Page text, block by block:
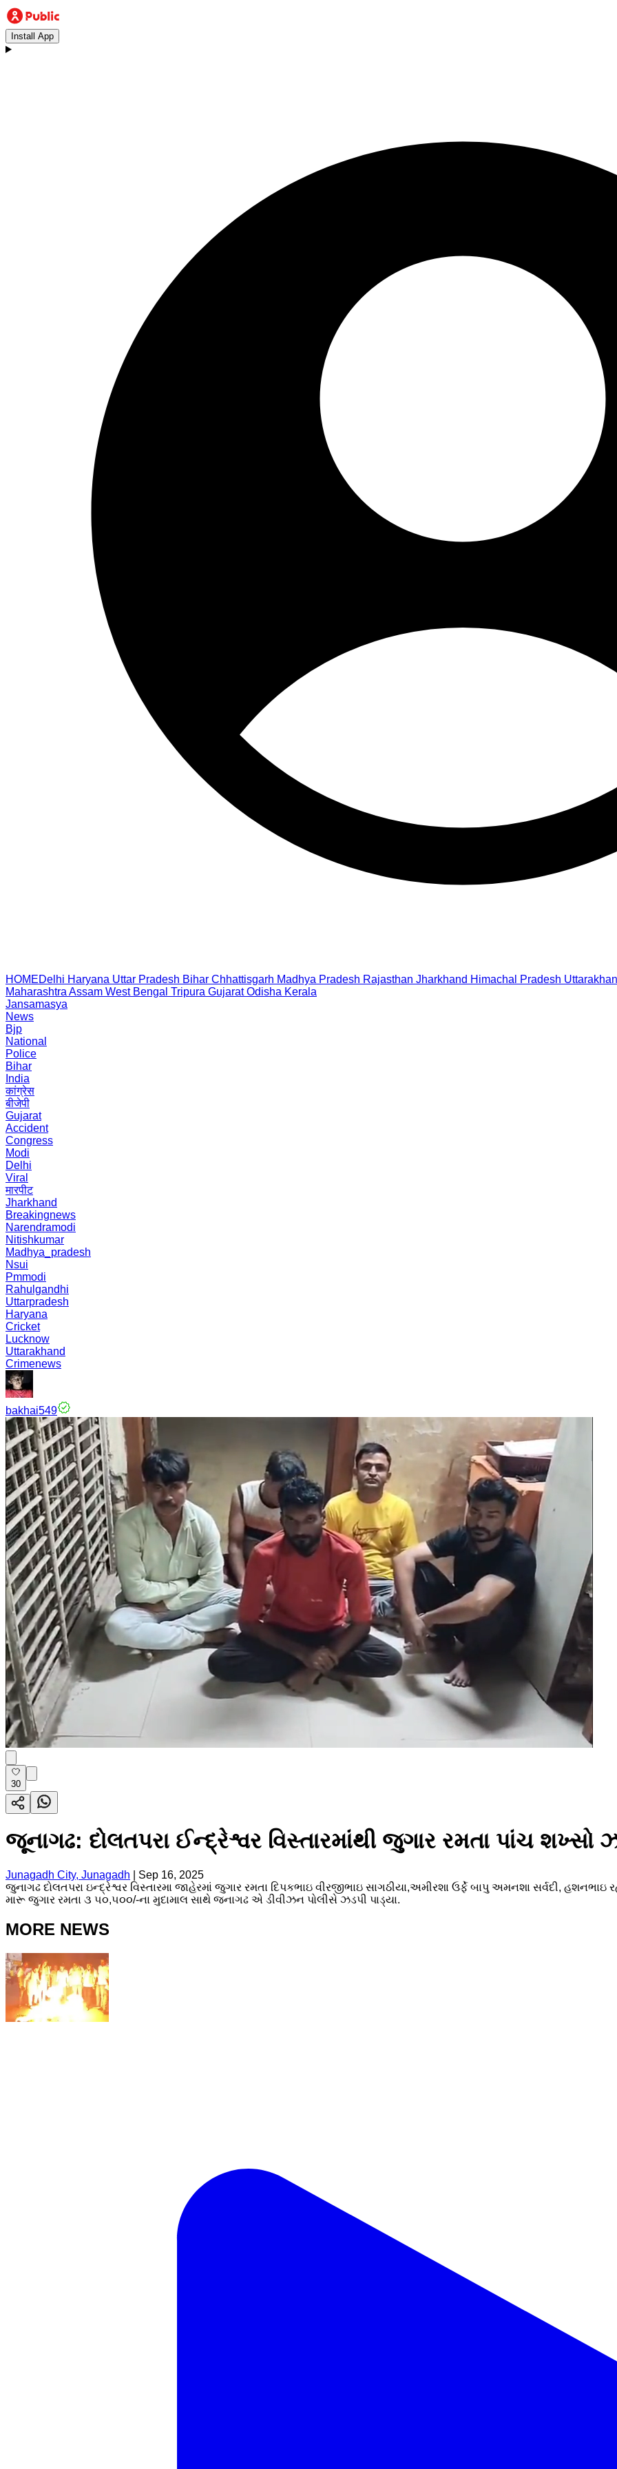
Install App
HOMEDelhi Haryana Uttar Pradesh Bihar Chhattisgarh Madhya Pradesh Rajasthan Jharkhand Himachal Pradesh
Maharashtra Assam West Bengal Tripura Gujarat Odisha Kerala
Jansamasya
News
Bjp
National
Police
Bihar
India
कांग्रेस
बीजेपी
Gujarat
Accident
Congress
Modi
Delhi
Viral
मारपीट
Jharkhand
Breakingnews
Narendramodi
Nitishkumar
Madhya_pradesh
Nsui
Pmmodi
Rahulgandhi
Uttarpradesh
Haryana
Cricket
Lucknow
Uttarakhand
Crimenews
bakhai549
30
જૂનાગઢ: દોલતપરા ઈન્દ્રેશ્વર વિસ્તારમાંથી જુગાર રમતા પાંચ શખ્સો
Junagadh City, Junagadh
Sep 16, 2025
જુનાગઢ દોલતપરા ઇન્દ્રેશ્વર વિસ્તારમા જાહેરમાં જુગાર રમતા દિપકભાઇ વીરજીભાઇ સાગઠીયા,અમીરશા ઉર્ફે બાપુ અમનશા સર્વદી,
મારૂ જુગાર રમતા ૩ ૫૦,૫૦૦/-ના મુદામાલ સાથે જનાગઢ એ ડીવીઝન પોલીસે ઝડપી પાડ્યા.
MORE NEWS